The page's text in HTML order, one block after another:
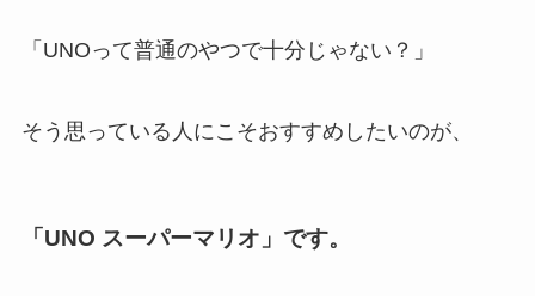
「UNOって普通のやつで十分じゃない？」
そう思っている人にこそおすすめしたいのが、
「UNO スーパーマリオ」です。